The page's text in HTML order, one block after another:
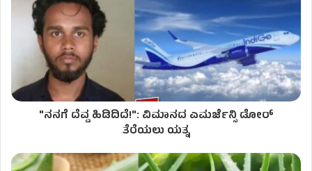
"ನನಗೆ ದೆವ್ವ ಹಿಡಿದಿದೆ!": ವಿಮಾನದ ಎಮರ್ಜೆನ್ಸಿ ಡೋರ್
ತೆರೆಯಲು ಯತ್ನ